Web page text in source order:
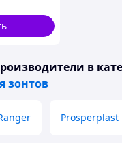
в
зонтов
Prosperplast